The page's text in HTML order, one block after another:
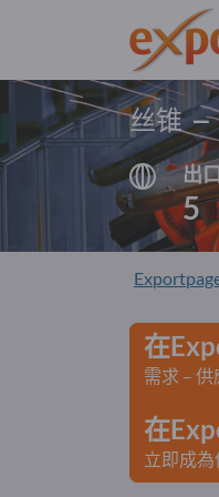
丝锥 –
出
5
在
需求 –
在
立即成為